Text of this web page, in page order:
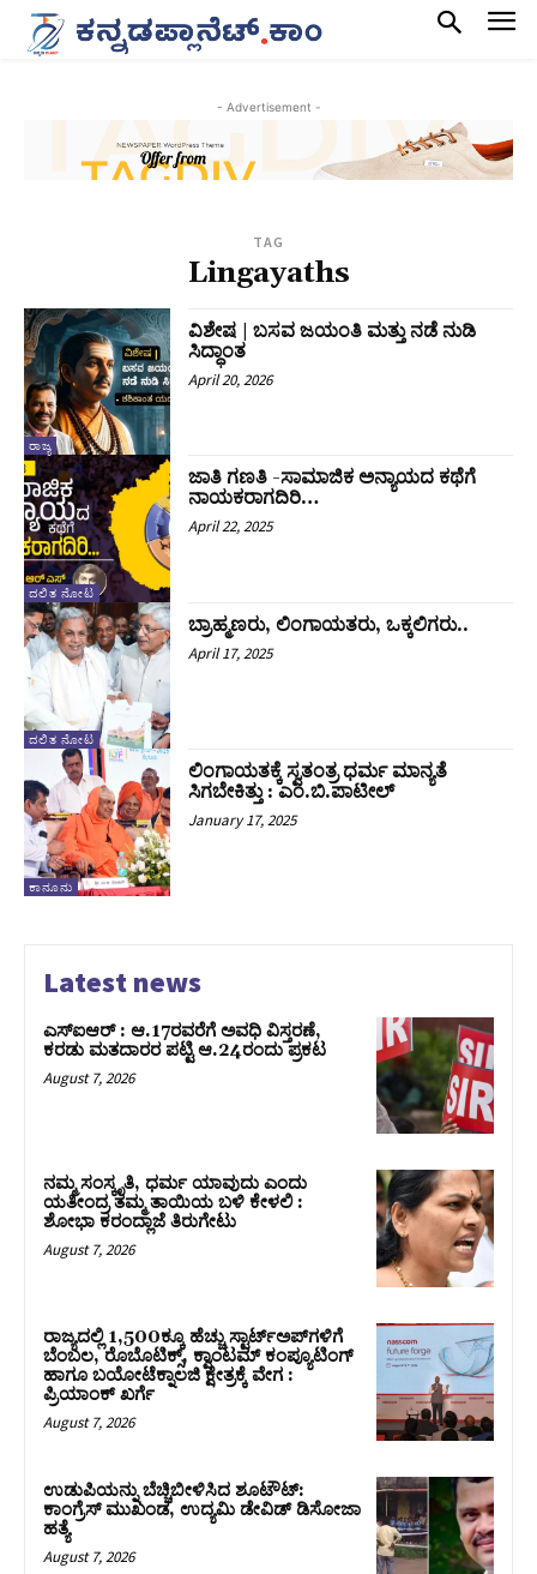
- Advertisement -
TAG
Lingayaths
ರಾಜ್ಯ
ವಿಶೇಷ | ಬಸವ ಜಯಂತಿ ಮತ್ತು ನಡೆ ನುಡಿ
ಸಿದ್ಧಾಂತ
April 20, 2026
ದಲಿತ ನೋಟ
ಜಾತಿ ಗಣತಿ -ಸಾಮಾಜಿಕ ಅನ್ಯಾಯದ ಕಥೆಗೆ
ನಾಯಕರಾಗದಿರಿ…
April 22, 2025
ದಲಿತ ನೋಟ
ಬ್ರಾಹ್ಮಣರು, ಲಿಂಗಾಯತರು, ಒಕ್ಕಲಿಗರು..
April 17, 2025
ಕಾನೂನು
ಲಿಂಗಾಯತಕ್ಕೆ ಸ್ವತಂತ್ರ ಧರ್ಮ ಮಾನ್ಯತೆ
ಸಿಗಬೇಕಿತ್ತು : ಎಂ.ಬಿ.ಪಾಟೀಲ್‌
January 17, 2025
Latest news
ಎಸ್‌ಐಆರ್‌ : ಆ.17ರವರೆಗೆ ಅವಧಿ ವಿಸ್ತರಣೆ,
ಕರಡು ಮತದಾರರ ಪಟ್ಟಿ ಆ.24ರಂದು ಪ್ರಕಟ
August 7, 2026
ನಮ್ಮ ಸಂಸ್ಕೃತಿ, ಧರ್ಮ ಯಾವುದು ಎಂದು
ಯತೀಂದ್ರ ತಮ್ಮ ತಾಯಿಯ ಬಳಿ ಕೇಳಲಿ :
ಶೋಭಾ ಕರಂದ್ಲಾಜೆ ತಿರುಗೇಟು
August 7, 2026
ರಾಜ್ಯದಲ್ಲಿ 1,500ಕ್ಕೂ ಹೆಚ್ಚು ಸ್ಟಾರ್ಟ್‌ಅಪ್‌ಗಳಿಗೆ
ಬೆಂಬಲ, ರೊಬೊಟಿಕ್ಸ್, ಕ್ವಾಂಟಮ್ ಕಂಪ್ಯೂಟಿಂಗ್
ಹಾಗೂ ಬಯೋಟೆಕ್ನಾಲಜಿ ಕ್ಷೇತ್ರಕ್ಕೆ ವೇಗ :
ಪ್ರಿಯಾಂಕ್‌ ಖರ್ಗೆ
August 7, 2026
ಉಡುಪಿಯನ್ನು ಬೆಚ್ಚಿಬೀಳಿಸಿದ ಶೂಟೌಟ್‌:
ಕಾಂಗ್ರೆಸ್‌ ಮುಖಂಡ, ಉದ್ಯಮಿ ಡೇವಿಡ್ ಡಿಸೋಜಾ
ಹತ್ಯೆ
August 7, 2026